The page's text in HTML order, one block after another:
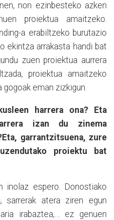
non ezinbesteko azken
proiektua amaitzeko.
a erabiltzeko burutazio
ekintza arrakasta handi bat
zuen proiektua aurrera
proiektua amaitzeko
gogoak eman zizkigun.
harrera ona? Eta
izan du zinema
garrantzitsuena, zure
proiektu bat
inolaz espero. Donostiako
sarrerak atera ziren egun
irabaztea,… ez genuen